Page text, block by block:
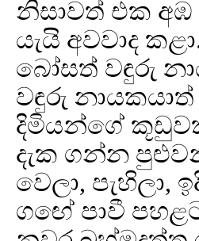
නිසාවත් එක
යැයි අවවාද
බෝසත් වඳුරු
වඳුරු
දිමියන්ගේ
දැක ගන්න
වෙලා, පැහිලා,
ග‍ඟේ පාවී